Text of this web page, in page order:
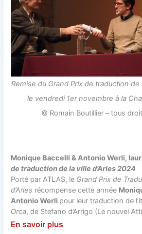
Remise du Grand Prix de traduction de
le vendredi 1er novembre à la
© Romain Boutillier – tous
Monique Baccelli & Antonio Werli,
de traduction de la ville d’Arles 2024
Porté par ATLAS, le Grand Prix de
d’Arles récompense cette année
Antonio Werli pour leur traduction de
Orca, de Stefano d’Arrigo (Le nouvel
En savoir plus